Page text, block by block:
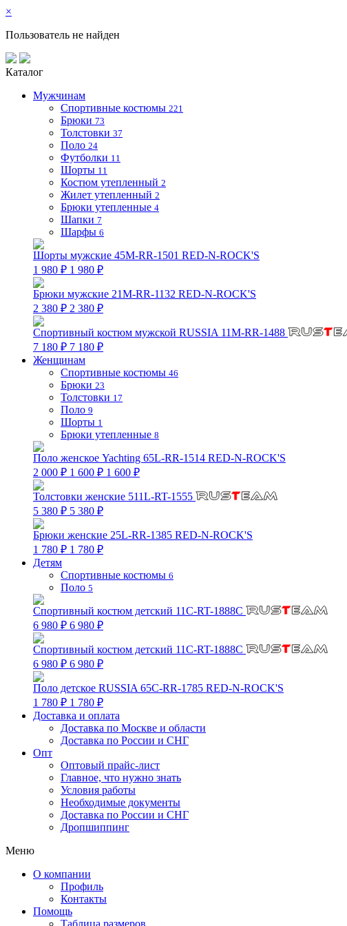
×
Пользователь не найден
Каталог
Мужчинам
Спортивные костюмы 221
Брюки 73
Толстовки 37
Поло 24
Футболки 11
Шорты 11
Костюм утепленный 2
Жилет утепленный 2
Брюки утепленные 4
Шапки 7
Шарфы 6
Шорты мужские 45M-RR-1501 RED-N-ROCK'S
1 980 ₽ 1 980 ₽
Брюки мужские 21M-RR-1132 RED-N-ROCK'S
2 380 ₽ 2 380 ₽
Спортивный костюм мужской RUSSIA 11M-RR-1488
7 180 ₽ 7 180 ₽
Женщинам
Спортивные костюмы 46
Брюки 23
Толстовки 17
Поло 9
Шорты 1
Брюки утепленные 8
Поло женское Yachting 65L-RR-1514 RED-N-ROCK'S
2 000 ₽ 1 600 ₽ 1 600 ₽
Толстовки женские 511L-RT-1555
5 380 ₽ 5 380 ₽
Брюки женские 25L-RR-1385 RED-N-ROCK'S
1 780 ₽ 1 780 ₽
Детям
Спортивные костюмы 6
Поло 5
Спортивный костюм детский 11C-RT-1888C
6 980 ₽ 6 980 ₽
Спортивный костюм детский 11C-RT-1888C
6 980 ₽ 6 980 ₽
Поло детское RUSSIA 65C-RR-1785 RED-N-ROCK'S
1 780 ₽ 1 780 ₽
Доставка и оплата
Доставка по Москве и области
Доставка по России и СНГ
Опт
Оптовый прайс-лист
Главное, что нужно знать
Условия работы
Необходимые документы
Доставка по России и СНГ
Дропшиппинг
Меню
О компании
Профиль
Контакты
Помощь
Таблица размеров